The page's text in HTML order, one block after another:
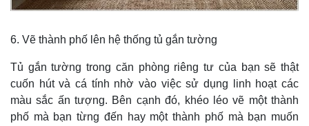
Bất động sản
Giá vàng
Tỷ giá
Chứng khoán
Giá cà phê
6. Vẽ thành phố lên hệ thống tủ gắn tường
Tủ gắn tường trong căn phòng riêng tư của bạn sẽ thật
cuốn hút và cá tính nhờ vào việc sử dụng linh hoạt các
màu sắc ấn tượng. Bên cạnh đó, khéo léo vẽ một thành
phố mà bạn từng đến hay một thành phố mà bạn muốn